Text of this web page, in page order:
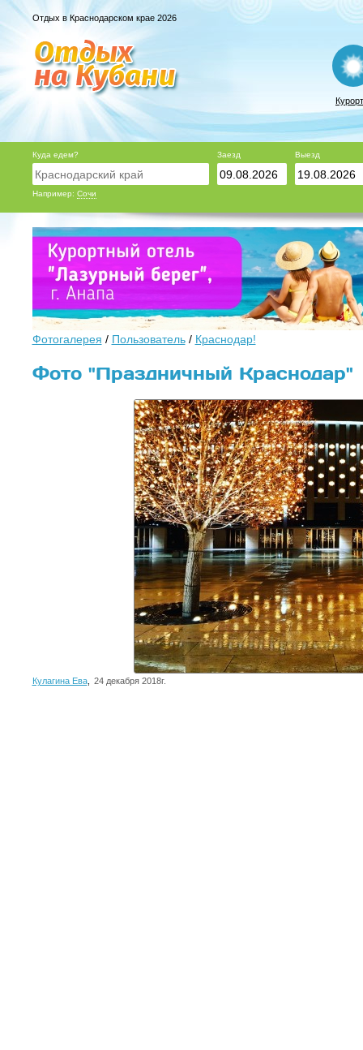
Отдых в Краснодарском крае 2026
Куда едем?
Например: Сочи
Заезд Выезд
Фотогалерея / Пользователь/ Краснодар!
Фото "Праздничный Краснодар"
Кулагина Ева, 24 декабря 2018г.